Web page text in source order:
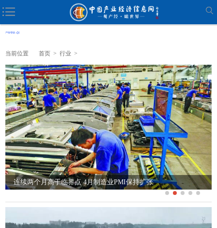
当前位置 首页 > 行业 >
连续两个月高于临界点 4月制造业PMI保持扩张